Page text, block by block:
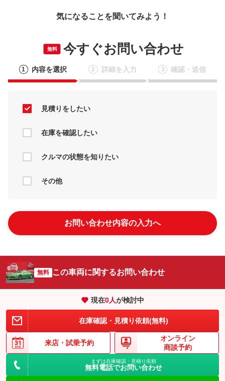
気になることを聞いてみよう！
無料 今すぐお問い合わせ
1 内容を選択 2 詳細を入力 3 確認・送信
見積りをしたい
在庫を確認したい
クルマの状態を知りたい
その他
お問い合わせ内容の入力へ
無料 この車両に関するお問い合わせ
現在0人が検討中
在庫確認・見積り依頼(無料)
来店・ 試乗予約
オンライン
商談予約
まずは在庫確認・見積り依頼
無料電話でお問い合わせ